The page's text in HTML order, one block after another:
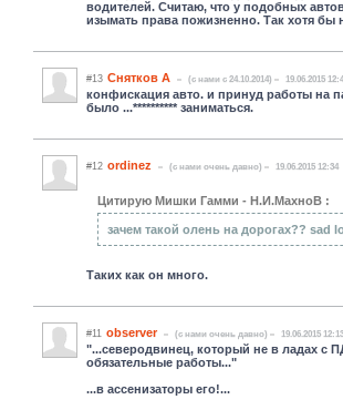
водителей. Считаю, что у подобных
изымать права пожизненно. Так хотя бы
#13 Снятков А (c нами с 24.10.2014) 19.06.2015
конфискация авто. и принуд работы на
было ...********** заниматься.
#12 ordinez (c нами очень давно) 19.06.2015 12:34
Цитирую Мишки Гамми - Н.И.МахноВ :
зачем такой олень на дорогах?? sad
Таких как он много.
#11 observer (c нами очень давно) 19.06.2015 12:13
"...северодвинец, который не в ладах с
обязательные работы..."
...в ассенизаторы его!...